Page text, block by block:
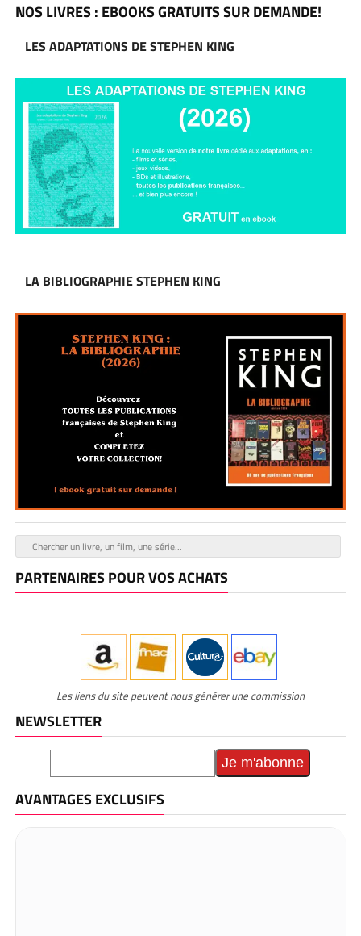
NOS LIVRES : EBOOKS GRATUITS SUR DEMANDE!
LES ADAPTATIONS DE STEPHEN KING
LA BIBLIOGRAPHIE STEPHEN KING
PARTENAIRES POUR VOS ACHATS
Les liens du site peuvent nous générer une commission
NEWSLETTER
AVANTAGES EXCLUSIFS